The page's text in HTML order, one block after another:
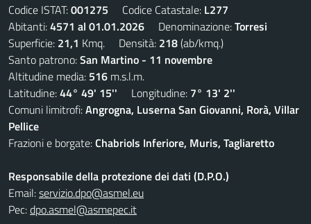
Codice ISTAT:001275 Codice Catastale: L277
Abitanti:4571 al 01.01.2026 Denominazione:Torresi
Superficie: 21,1 Kmq. Densità: 218(ab/kmq.)
Santo patrono:San Martino - 11 novembre
Altitudine media: 516 m.s.l.m.
Latitudine:44° 49' 15'' Longitudine: 7° 13' 2''
Comuni limitrofi:Angrogna, Luserna San Giovanni, Rorà, Villar
Pellice
Frazioni e borgate:Chabriols Inferiore, Muris, Tagliaretto
Responsabile della protezione dei dati (D.P.O.)
Email:servizio.dpo@asmel.eu
Pec:dpo.asmel@asmepec.it